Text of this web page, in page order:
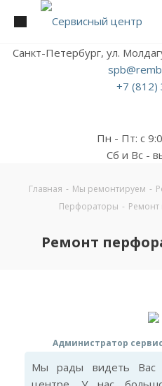
Санкт-Петербург, ул.
+7 (812)
Пн - Пт: с
Сб и Вс -
Главная - Мы ремонтируем -
Перфораторы - Ремонт
Ремонт
Администратор
Мы рады видеть Вас